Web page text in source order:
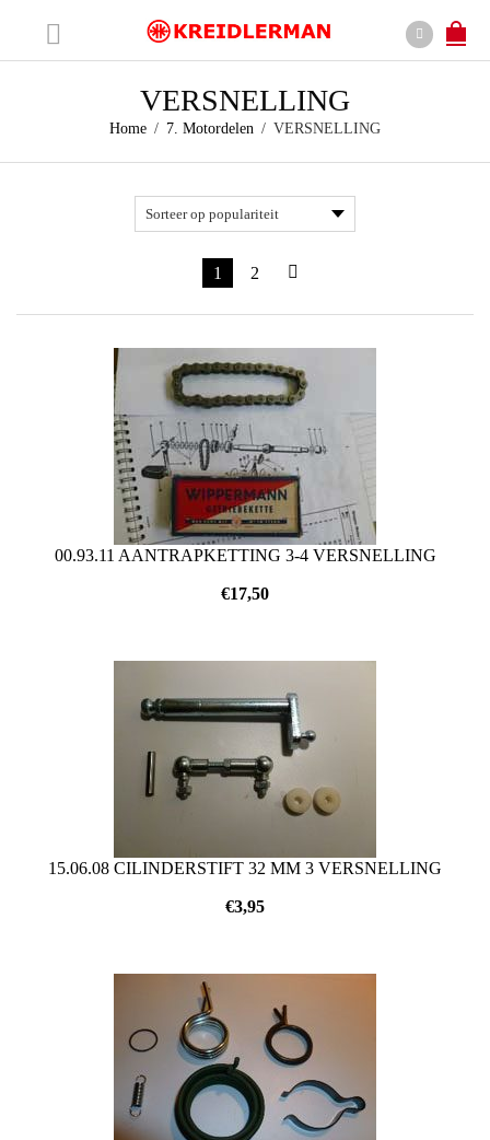
VERSNELLING
Home / 7. Motordelen / VERSNELLING
1 2
00.93.11 AANTRAPKETTING 3-4 VERSNELLING
€17,50
15.06.08 CILINDERSTIFT 32 MM 3 VERSNELLING
€3,95